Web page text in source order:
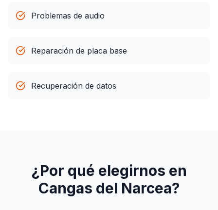
Problemas de audio
Reparación de placa base
Recuperación de datos
¿Por qué elegirnos en
Cangas del Narcea?